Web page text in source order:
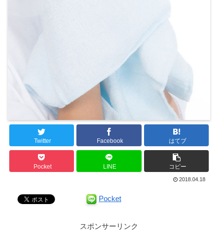
Twitter Facebook はてブ
Pocket LINE コピー
2018.04.18
Pocket
スポンサーリンク